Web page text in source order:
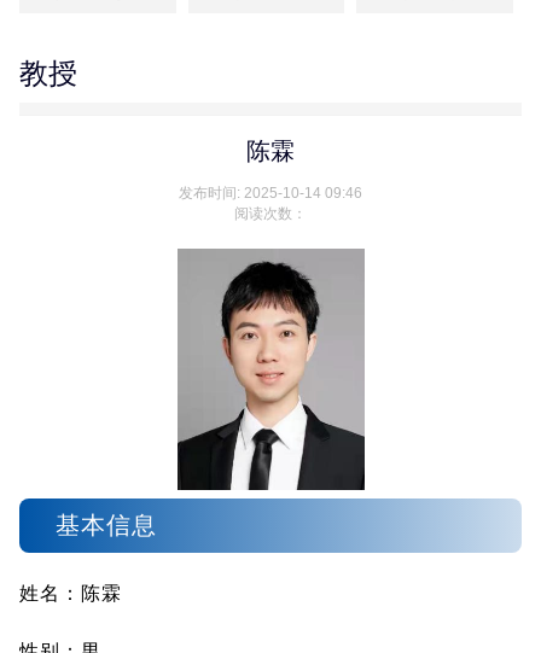
教授
陈霖
发布时间: 2025-10-14 09:46
阅读次数：
基本信息
姓名：陈霖